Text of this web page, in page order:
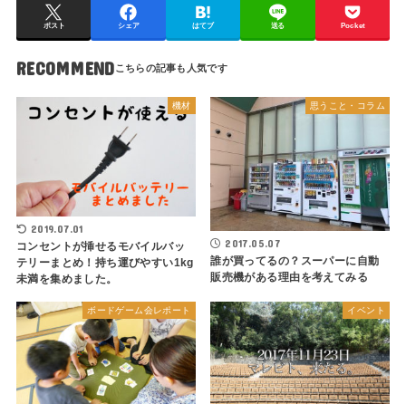
ポスト シェア はてブ 送る Pocket
RECOMMEND
機材
2019.07.01
コンセントが挿せるモバイルバッ
テリーまとめ！持ち運びやすい1kg
未満を集めました。
思うこと・コラム
2017.05.07
誰が買ってるの？スーパーに自動
販売機がある理由を考えてみる
ボードゲーム会レポート イベント